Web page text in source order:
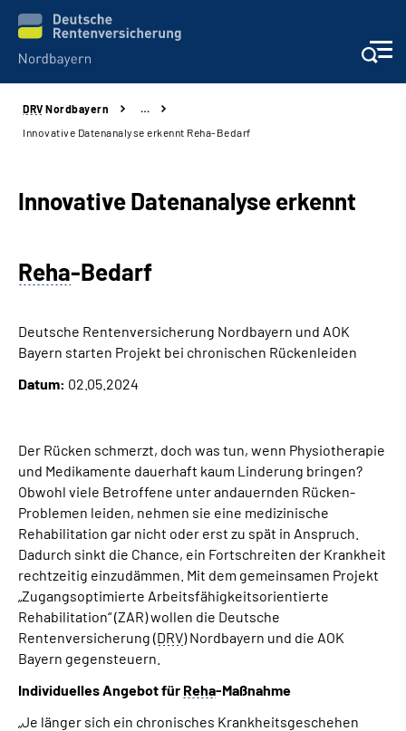
Online-Services
Reha-Kliniken
Inhalte in Gebärdensprache (DGS)
Leichte Sprache
Suche
Mein Kundenportal
DRV Nordbayern
…
Innovative Datenanalyse erkennt Reha-Bedarf
Innovative Datenanalyse erkennt
Reha-Bedarf
Deutsche Rentenversicherung Nordbayern und AOK
Bayern starten Projekt bei chronischen Rückenleiden
Datum: 02.05.2024
Der Rücken schmerzt, doch was tun, wenn Physiotherapie
und Medikamente dauerhaft kaum Linderung bringen?
Obwohl viele Betroffene unter andauernden Rücken-
Problemen leiden, nehmen sie eine medizinische
Rehabilitation gar nicht oder erst zu spät in Anspruch.
Dadurch sinkt die Chance, ein Fortschreiten der Krankheit
rechtzeitig einzudämmen. Mit dem gemeinsamen Projekt
„Zugangsoptimierte Arbeitsfähigkeitsorientierte
Rehabilitation“ (ZAR) wollen die Deutsche
Rentenversicherung (DRV) Nordbayern und die AOK
Bayern gegensteuern.
Individuelles Angebot für Reha-Maßnahme
„Je länger sich ein chronisches Krankheitsgeschehen